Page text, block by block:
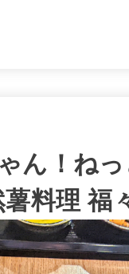
ん！ね
料理 福